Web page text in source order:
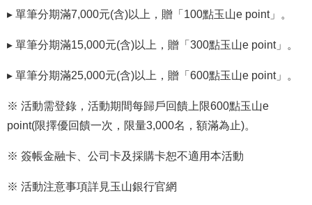
▸ 單筆分期滿7,000元(含)以上，贈「100點玉山e point」。
▸ 單筆分期滿15,000元(含)以上，贈「300點玉山e point」。
▸ 單筆分期滿25,000元(含)以上，贈「600點玉山e point」。
※ 活動需登錄，活動期間每歸戶回饋上限600點玉山e
point(限擇優回饋一次，限量3,000名，額滿為止)。
※ 簽帳金融卡、公司卡及採購卡恕不適用本活動
※ 活動注意事項詳見玉山銀行官網